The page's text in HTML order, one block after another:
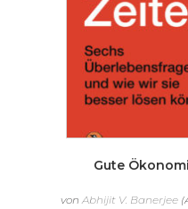
Gute
von Abhijit V. Banerjee